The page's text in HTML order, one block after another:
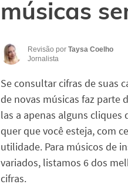
músicas
Revisão por Taysa Coelho
Jornalista
Se consultar cifras de suas
de novas músicas faz parte
las a apenas alguns cliques
quer que você esteja, com
utilidade. Para músicos de
variados, listamos 6 dos
cifras.